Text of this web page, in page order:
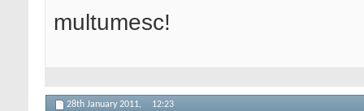
multumesc!
28th January 2011, 12:23